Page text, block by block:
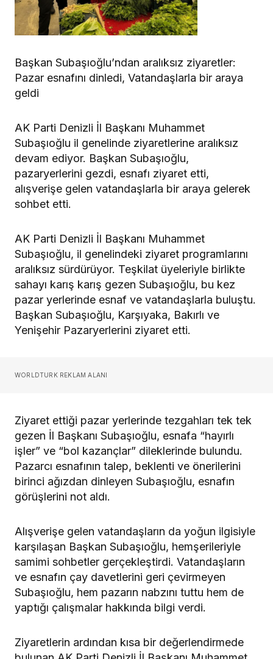
Başkan Subaşıoğlu’ndan aralıksız ziyaretler:
Pazar esnafını dinledi, Vatandaşlarla bir araya
geldi
AK Parti Denizli İl Başkanı Muhammet
Subaşıoğlu il genelinde ziyaretlerine aralıksız
devam ediyor. Başkan Subaşıoğlu,
pazaryerlerini gezdi, esnafı ziyaret etti,
alışverişe gelen vatandaşlarla bir araya gelerek
sohbet etti.
AK Parti Denizli İl Başkanı Muhammet
Subaşıoğlu, il genelindeki ziyaret programlarını
aralıksız sürdürüyor. Teşkilat üyeleriyle birlikte
sahayı karış karış gezen Subaşıoğlu, bu kez
pazar yerlerinde esnaf ve vatandaşlarla buluştu.
Başkan Subaşıoğlu, Karşıyaka, Bakırlı ve
Yenişehir Pazaryerlerini ziyaret etti.
WORLDTURK REKLAM ALANI
Ziyaret ettiği pazar yerlerinde tezgahları tek tek
gezen İl Başkanı Subaşıoğlu, esnafa “hayırlı
işler” ve “bol kazançlar” dileklerinde bulundu.
Pazarcı esnafının talep, beklenti ve önerilerini
birinci ağızdan dinleyen Subaşıoğlu, esnafın
görüşlerini not aldı.
Alışverişe gelen vatandaşların da yoğun ilgisiyle
karşılaşan Başkan Subaşıoğlu, hemşerileriyle
samimi sohbetler gerçekleştirdi. Vatandaşların
ve esnafın çay davetlerini geri çevirmeyen
Subaşıoğlu, hem pazarın nabzını tuttu hem de
yaptığı çalışmalar hakkında bilgi verdi.
Ziyaretlerin ardından kısa bir değerlendirmede